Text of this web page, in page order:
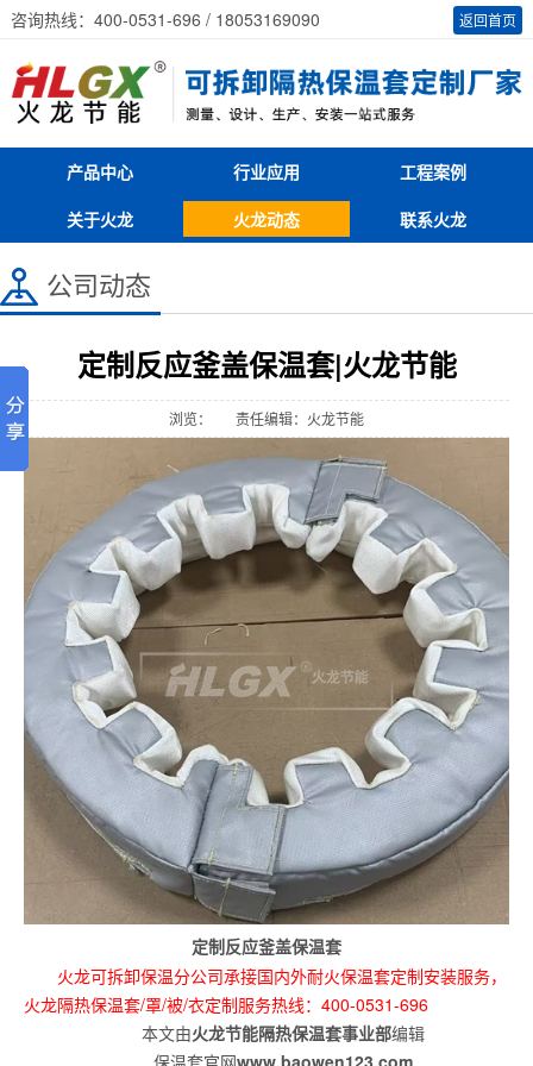
返回首页
咨询热线：400-0531-696 / 18053169090
产品中心 行业应用
工程案例
关于火龙
火龙动态 联系火龙
公司动态
定制反应釜盖保温套|火龙节能
浏览： 责任编辑：火龙节能
定制反应釜盖保温套
火龙可拆卸保温分公司承接国内外耐火保温套定制安装服务，
火龙隔热保温套/罩/被/衣定制服务热线：400-0531-696
本文由火龙节能隔热保温套事业部编辑